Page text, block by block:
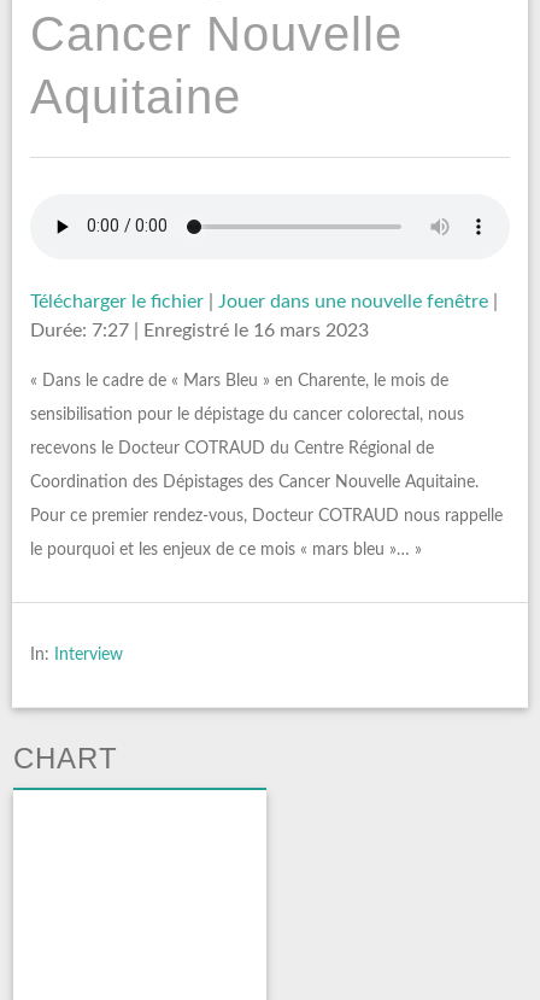
Cancer Nouvelle
Aquitaine
Télécharger le fichier Jouer dans une nouvelle fenêtre
Durée: 7:27
Enregistré le 16 mars 2023
« Dans le cadre de « Mars Bleu » en Charente, le mois de
sensibilisation pour le dépistage du cancer colorectal, nous
recevons le Docteur COTRAUD du Centre Régional de
Coordination des Dépistages des Cancer Nouvelle Aquitaine.
Pour ce premier rendez-vous, Docteur COTRAUD nous rappelle
le pourquoi et les enjeux de ce mois « mars bleu »… »
In: Interview
CHART